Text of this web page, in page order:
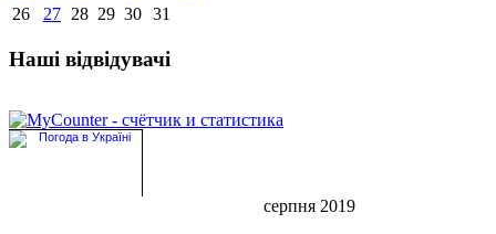
26
27 28 29 30 31
Наші відвідувачі
серпня 2019